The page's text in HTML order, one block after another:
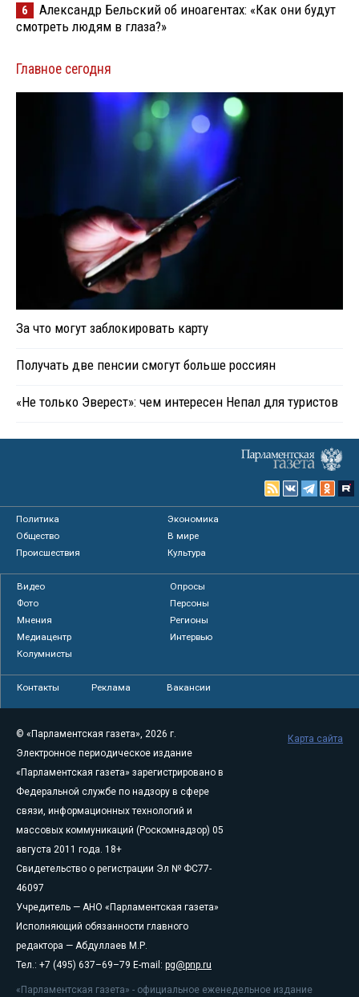
6
Александр Бельский об иноагентах: «Как они будут
смотреть людям в глаза?»
Главное сегодня
За что могут заблокировать карту
Получать две пенсии смогут больше россиян
«Не только Эверест»: чем интересен Непал для туристов
Политика
Экономика
Общество
В мире
Происшествия
Культура
Видео
Опросы
Фото
Персоны
Мнения
Регионы
Медиацентр
Интервью
Колумнисты
Контакты Реклама Вакансии
© «Парламентская газета», 2026 г.
Электронное периодическое издание
«Парламентская газета» зарегистрировано в
Федеральной службе по надзору в сфере
связи, информационных технологий и
массовых коммуникаций (Роскомнадзор) 05
августа 2011 года. 18+
Свидетельство о регистрации Эл № ФС77-
46097
Учредитель — АНО «Парламентская газета»
Исполняющий обязанности главного
редактора — Абдуллаев М.Р.
Тел.: +7 (495) 637–69–79 E-mail: pg@pnp.ru
«Парламентская газета» - официальное еженедельное издание
Карта сайта